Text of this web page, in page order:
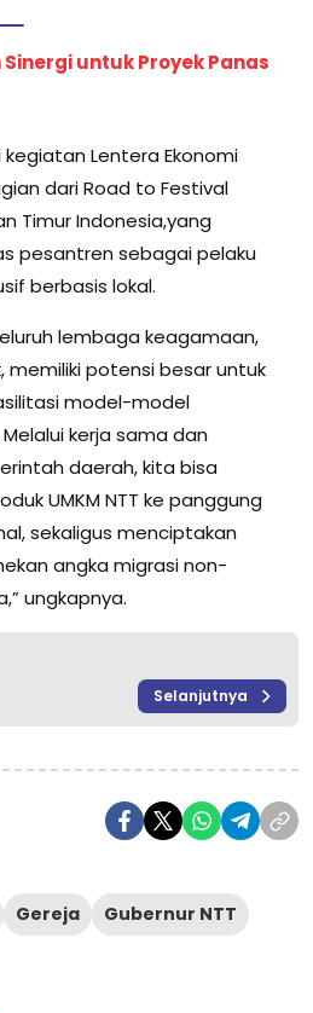
Sinergi untuk Proyek Panas
Lentera Ekonomi
dari Road to Festival
Timur Indonesia,yang
pesantren sebagai pelaku
berbasis lokal.
lembaga keagamaan,
memiliki potensi besar untuk
model-model
kerja sama dan
daerah, kita bisa
UMKM NTT ke panggung
sekaligus menciptakan
angka migrasi non-
ungkapnya.
Selanjutnya
Gereja
Gubernur NTT